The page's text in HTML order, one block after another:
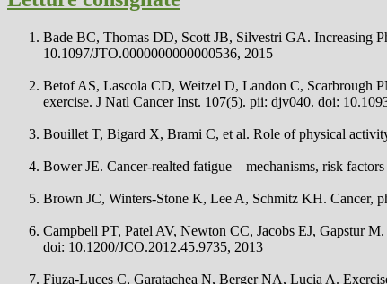
Bade BC, Thomas DD, Scott JB, Silvestri GA. Increasing
10.1097/JTO.0000000000000536, 2015
Betof AS, Lascola CD, Weitzel D, Landon C, Scarbrough
exercise. J Natl Cancer Inst. 107(5). pii: djv040. doi:
Bouillet T, Bigard X, Brami C, et al. Role of physical
Bower JE. Cancer-realted fatigue—mechanisms, risk
Brown JC, Winters-Stone K, Lee A, Schmitz KH. Cancer,
Campbell PT, Patel AV, Newton CC, Jacobs EJ, Gapstur
doi: 10.1200/JCO.2012.45.9735, 2013
Fiuza-Luces C, Garatachea N, Berger NA, Lucia A.